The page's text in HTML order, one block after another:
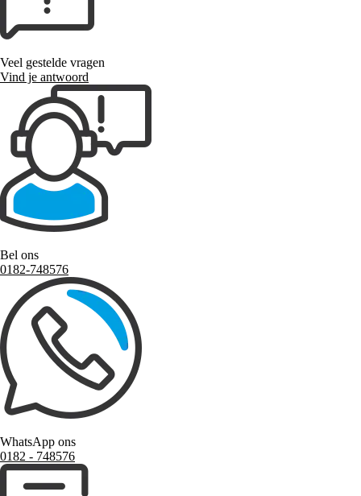
Veel gestelde vragen
Vind je antwoord
Bel ons
0182-748576
WhatsApp ons
0182 ‑ 748576